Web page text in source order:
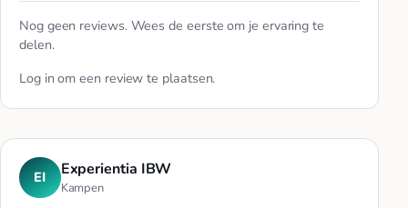
Nog geen reviews. Wees de eerste om je ervaring te
delen.
Log in om een review te plaatsen.
EI Experientia IBW
Kampen